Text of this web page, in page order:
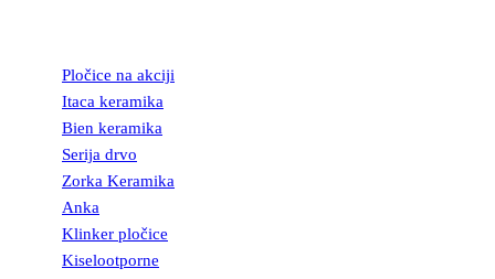
Pločice na akciji
Itaca keramika
Bien keramika
Serija drvo
Zorka Keramika
Anka
Klinker pločice
Kiselootporne